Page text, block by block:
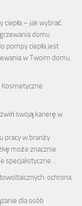
ciepła – jak wybrać
domu
pompy ciepła jest
w Twoim domu.
swoją karierę w
pracy w branży
może znacznie
specjalistyczne …
ochrona
dla osób